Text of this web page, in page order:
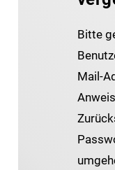
Bitte
Mail-